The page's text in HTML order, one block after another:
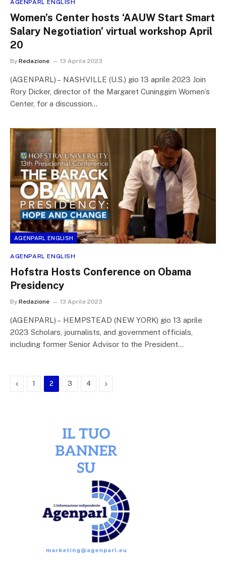
AGENPARL ENGLISH
Women’s Center hosts ‘AAUW Start Smart
Salary Negotiation’ virtual workshop April
20
By Redazione 13 Aprile 2023
(AGENPARL) – NASHVILLE (U.S.) gio 13 aprile 2023 Join
Rory Dicker, director of the Margaret Cuninggim Women’s
Center, for a discussion…
AGENPARL ENGLISH
AGENPARL ENGLISH
Hofstra Hosts Conference on Obama
Presidency
By Redazione 13 Aprile 2023
(AGENPARL) – HEMPSTEAD (NEW YORK) gio 13 aprile
2023 Scholars, journalists, and government officials,
including former Senior Advisor to the President…
Previous
1 2 3 4 Next